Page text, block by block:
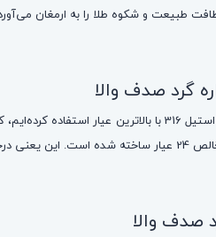
طبیعت و شکوه طلا را به ارمغان
گرد صدف والا
ما برای این مدل گوشواره‌ از استیل
خواهید کرد.
صدف والا